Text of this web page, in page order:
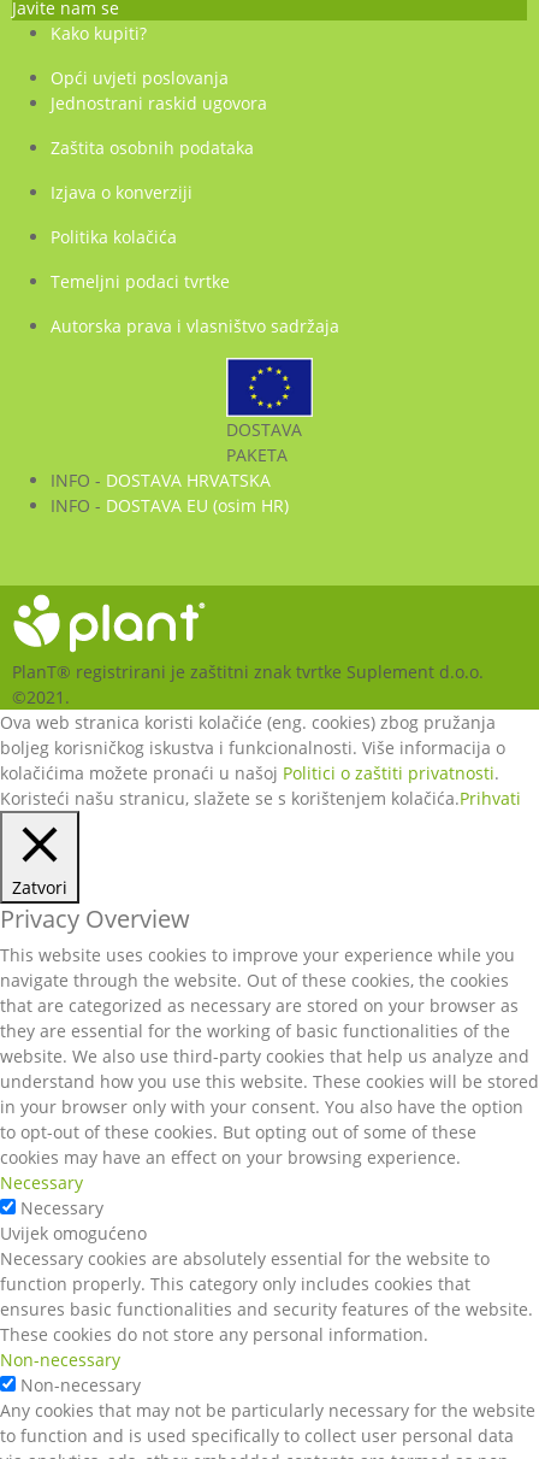
Javite nam se
Kako kupiti?
Opći uvjeti poslovanja
Jednostrani raskid ugovora
Zaštita osobnih podataka
Izjava o konverziji
Politika kolačića
Temeljni podaci tvrtke
Autorska prava i vlasništvo sadržaja
DOSTAVA
PAKETA
INFO - DOSTAVA HRVATSKA
INFO - DOSTAVA EU (osim HR)
PlanT® registrirani je zaštitni znak tvrtke Suplement d.o.o.
©2021.
Ova web stranica koristi kolačiće (eng. cookies) zbog pružanja
boljeg korisničkog iskustva i funkcionalnosti. Više informacija o
kolačićima možete pronaći u našoj Politici o zaštiti privatnosti.
Koristeći našu stranicu, slažete se s korištenjem kolačića.Prihvati
Zatvori
Privacy Overview
This website uses cookies to improve your experience while you
navigate through the website. Out of these cookies, the cookies
that are categorized as necessary are stored on your browser as
they are essential for the working of basic functionalities of the
website. We also use third-party cookies that help us analyze and
understand how you use this website. These cookies will be stored
in your browser only with your consent. You also have the option
to opt-out of these cookies. But opting out of some of these
cookies may have an effect on your browsing experience.
Necessary
Necessary
Uvijek omogućeno
Necessary cookies are absolutely essential for the website to
function properly. This category only includes cookies that
ensures basic functionalities and security features of the website.
These cookies do not store any personal information.
Non-necessary
Non-necessary
Any cookies that may not be particularly necessary for the website
to function and is used specifically to collect user personal data